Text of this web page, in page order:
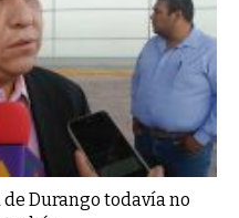
Durango todavía no